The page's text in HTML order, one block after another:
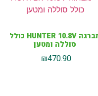
מברגה HUNTER 10.8V כולל
סוללה ומטען
₪470.90